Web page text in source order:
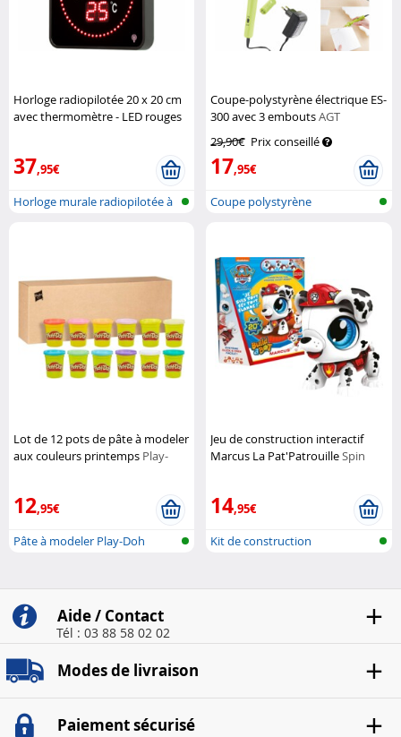
Horloge radiopilotée 20 x 20 cm
avec thermomètre - LED rouges
37,95€
Horloge murale radiopilotée à
Coupe-polystyrène électrique ES-
300 avec 3 emboutsAGT
29,90€ Prix conseillé
17,95€
Coupe polystyrène
Lot de 12 pots de pâte à modeler
aux couleurs printemps Play-
12,95€
Pâte à modeler Play-Doh
Jeu de construction interactif
Marcus La Pat'PatrouilleSpin
14,95€
Kit de construction
Aide / Contact
Tél : 03 88 58 02 02
Modes de livraison
Paiement sécurisé